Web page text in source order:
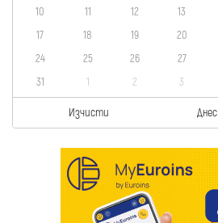
10
11 12 13
17
18 19 20
24
25 26 27
31
1 2 3
Изчисти Днес